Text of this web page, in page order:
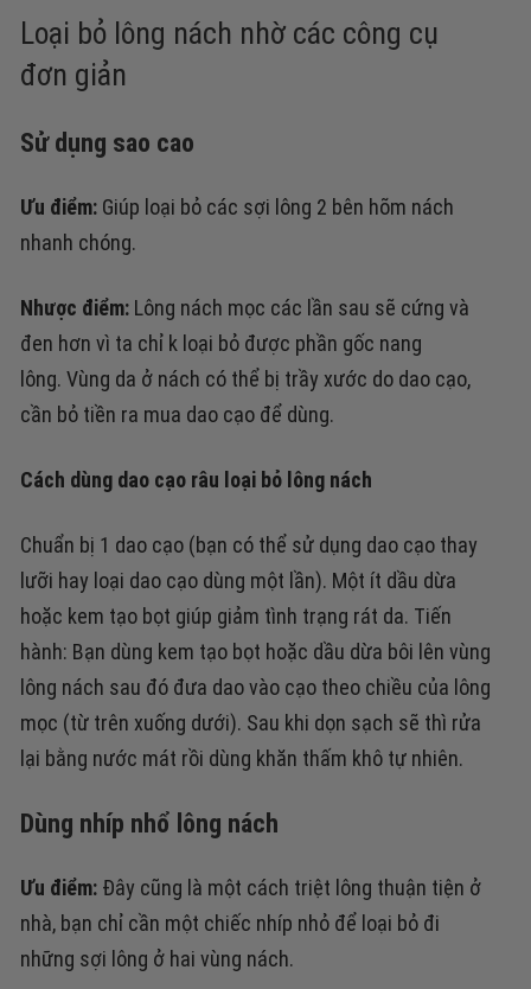
Loại bỏ lông nách nhờ các công cụ
đơn giản
Sử dụng sao cao
Ưu điểm: Giúp loại bỏ các sợi lông 2 bên hõm nách
nhanh chóng.
Nhược điểm: Lông nách mọc các lần sau sẽ cứng và
đen hơn vì ta chỉ k loại bỏ được phần gốc nang
lông.Vùng da ở nách có thể bị trầy xước do dao cạo,
cần bỏ tiền ra mua dao cạo để dùng.
Cách dùng dao cạo râu loại bỏ lông nách
Chuẩn bị 1 dao cạo (bạn có thể sử dụng dao cạo thay
lưỡi hay loại dao cạo dùng một lần). Một ít dầu dừa
hoặc kem tạo bọt giúp giảm tình trạng rát da. Tiến
hành: Bạn dùng kem tạo bọt hoặc dầu dừa bôi lên vùng
lông nách sau đó đưa dao vào cạo theo chiều của lông
mọc (từ trên xuống dưới). Sau khi dọn sạch sẽ thì rửa
lại bằng nước mát rồi dùng khăn thấm khô tự nhiên.
Dùng nhíp nhổ lông nách
Ưu điểm: Đây cũng là một cách triệt lông thuận tiện ở
nhà, bạn chỉ cần một chiếc nhíp nhỏ để loại bỏ đi
những sợi lông ở hai vùng nách.